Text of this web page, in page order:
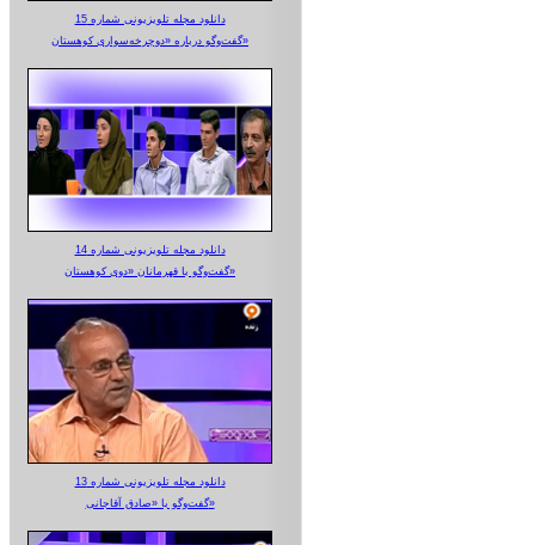
دانلود مجله تلویزیونی شماره 15
گفت‌وگو درباره «دوچرخه‌سواری کوهستان»
دانلود مجله تلویزیونی شماره 14
گفت‌وگو با قهرمانان «دوی کوهستان»
دانلود مجله تلویزیونی شماره 13
گفت‌وگو با «صادق آقاجانی»